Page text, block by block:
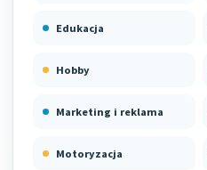
Edukacja
Hobby
Marketing i reklama
Motoryzacja